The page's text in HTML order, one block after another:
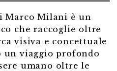
Marco Milani è un
che raccoglie oltre
visiva e concettuale
un viaggio profondo
umano oltre le